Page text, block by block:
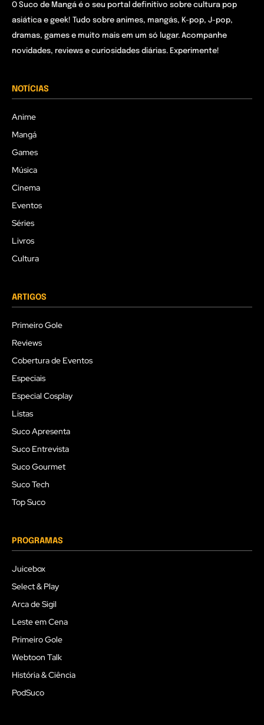
O Suco de Mangá é o seu portal definitivo sobre cultura pop
asiática e geek! Tudo sobre animes, mangás, K-pop, J-pop,
dramas, games e muito mais em um só lugar. Acompanhe
novidades, reviews e curiosidades diárias. Experimente!
NOTÍCIAS
Anime
Mangá
Games
Música
Cinema
Eventos
Séries
Livros
Cultura
ARTIGOS
Primeiro Gole
Reviews
Cobertura de Eventos
Especiais
Especial Cosplay
Listas
Suco Apresenta
Suco Entrevista
Suco Gourmet
Suco Tech
Top Suco
PROGRAMAS
Juicebox
Select & Play
Arca de Sigil
Leste em Cena
Primeiro Gole
Webtoon Talk
História & Ciência
PodSuco